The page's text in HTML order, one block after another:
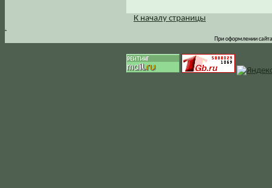
.
К началу страницы
При оформлении